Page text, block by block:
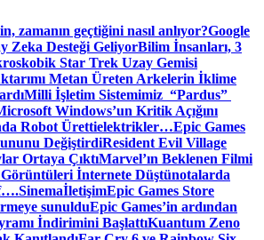
zamanın geçtiğini nasıl anlıyor?Google
Zeka Desteği GeliyorBilim İnsanları, 3
Star Trek Uzay Gemisi
Metan Üreten Arkelerin İklime
Milli İşletim Sistemimiz “Pardus”
Windows’un Kritik Açığını
Robot Ürettielektrikler…Epic Games
DeğiştirdiResident Evil Village
Ortaya ÇıktıMarvel’ın Beklenen Filmi
İnternete Düştünotalarda
SinemaİletişimEpic Games Store
sunulduEpic Games’in ardından
İndirimini BaşlattıKuantum Zeno